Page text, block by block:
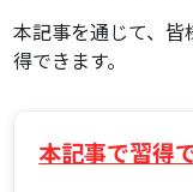
本記事を通じて、
得できます。
本記事で習得